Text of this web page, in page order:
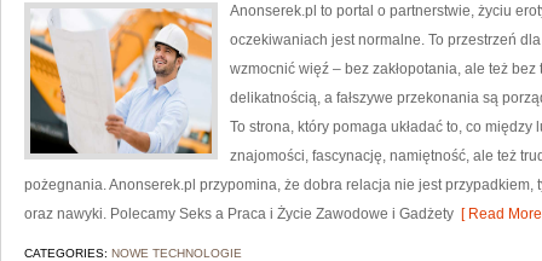
Anonserek.pl to portal o partnerstwie, życiu
oczekiwaniach jest normalne. To przestrzeń
wzmocnić więź – bez zakłopotania, ale też
delikatnością, a fałszywe przekonania są
To strona, który pomaga układać to, co
znajomości, fascynację, namiętność, ale też
pożegnania. Anonserek.pl przypomina, że dobra relacja nie jest przypadkiem,
oraz nawyki. Polecamy Seks a Praca i Życie Zawodowe i Gadżety [ Read
CATEGORIES: NOWE TECHNOLOGIE